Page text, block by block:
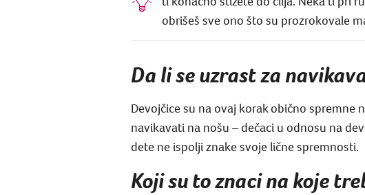
obrišeš sve ono što su prozrokovale
Da li se uzrast za
Devojčice su na ovaj korak obično
navikavati na nošu – dečaci u odnosu na
dete ne ispolji znake svoje lične spremnosti.
Koji su to znaci na koje